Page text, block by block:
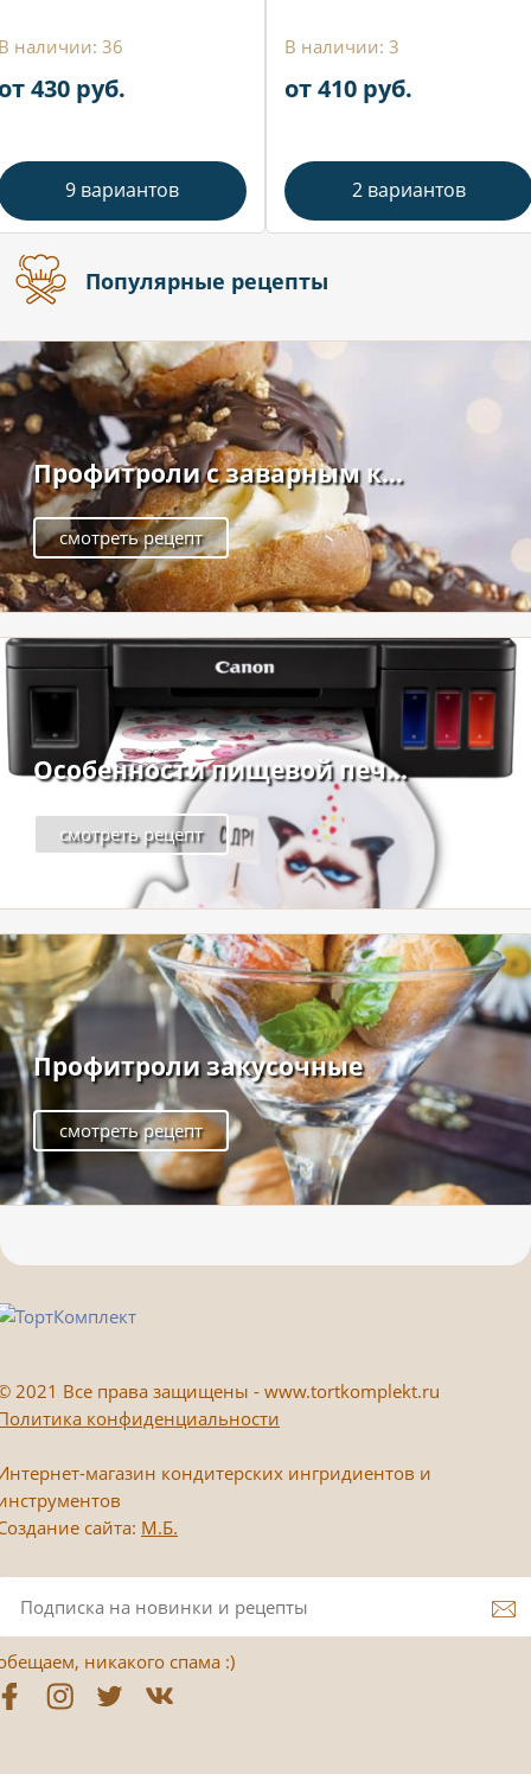
наличии: 36
430 руб.
9 вариантов
В наличии: 3
от 410 руб.
2 вариантов
Популярные рецепты
Профитроли с заварным к...
смотреть рецепт
Особенности пищевой печ...
смотреть рецепт
Профитроли закусочные
смотреть рецепт
2021 Все права защищены - www.tortkomplekt.ru
конфиденциальности
магазин кондитерских ингридиентов и
сайта: М.Б.
никакого спама :)